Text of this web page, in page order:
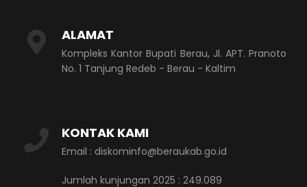
ALAMAT
Kompleks Kantor Bupati Berau, Jl. APT. Pranoto
No. 1 Tanjung Redeb - Berau - Kaltim
KONTAK KAMI
Email : diskominfo@beraukab.go.id
Jumlah kunjungan 2025 : 249.089